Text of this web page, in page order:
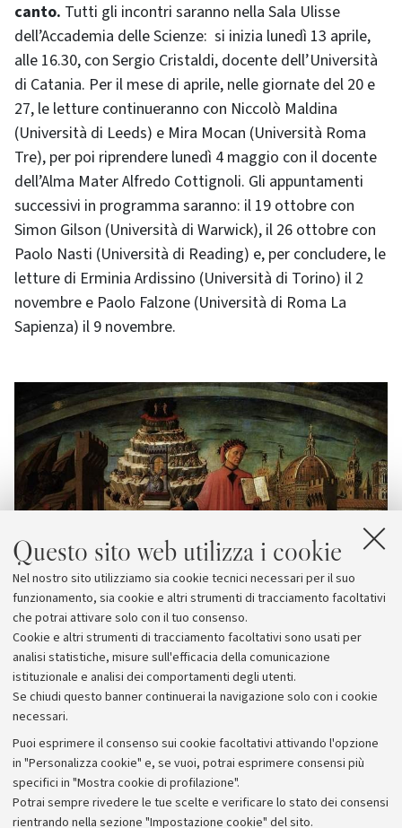
Questo sito web utilizza i cookie
Nel nostro sito utilizziamo sia cookie tecnici necessari per il suo
funzionamento, sia cookie e altri strumenti di tracciamento facoltativi
che potrai attivare solo con il tuo consenso.
Cookie e altri strumenti di tracciamento facoltativi sono usati per
analisi statistiche, misure sull'efficacia della comunicazione
istituzionale e analisi dei comportamenti degli utenti.
Se chiudi questo banner continuerai la navigazione solo con i cookie
necessari.
Puoi esprimere il consenso sui cookie facoltativi attivando l'opzione
in "Personalizza cookie" e, se vuoi, potrai esprimere consensi più
specifici in "Mostra cookie di profilazione".
Potrai sempre rivedere le tue scelte e verificare lo stato dei consensi
rientrando nella sezione "Impostazione cookie" del sito.
canto. Tutti gli incontri saranno nella Sala Ulisse
dell’Accademia delle Scienze: si inizia lunedì 13 aprile,
alle 16.30, con Sergio Cristaldi, docente dell’Università
di Catania. Per il mese di aprile, nelle giornate del 20 e
27, le letture continueranno con Niccolò Maldina
(Università di Leeds) e Mira Mocan (Università Roma
Tre), per poi riprendere lunedì 4 maggio con il docente
dell’Alma Mater Alfredo Cottignoli. Gli appuntamenti
successivi in programma saranno: il 19 ottobre con
Simon Gilson (Università di Warwick), il 26 ottobre con
Paolo Nasti (Università di Reading) e, per concludere, le
letture di Erminia Ardissino (Università di Torino) il 2
novembre e Paolo Falzone (Università di Roma La
Sapienza) il 9 novembre.
Archivio
Comunicati stampa
Redazione